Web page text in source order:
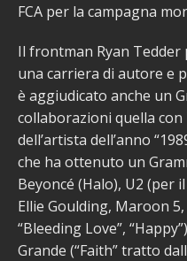
FCA per la campagna
Il frontman Ryan Tedder
una carriera di autore e
è aggiudicato anche un
collaborazioni quella
dell’artista dell’anno
che ha ottenuto un
Beyoncé (Halo), U2 (per
Ellie Goulding, Maroon
“Bleeding Love”,
Grande (“Faith” tratto